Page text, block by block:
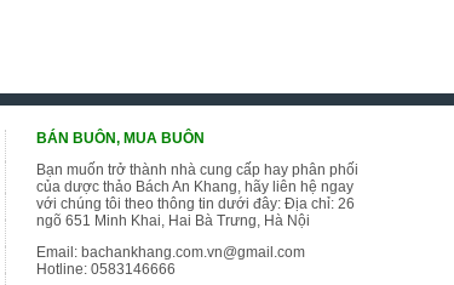
BÁN BUÔN, MUA BUÔN
Bạn muốn trở thành nhà cung cấp hay phân phối
của dược thảo Bách An Khang, hãy liên hệ ngay
với chúng tôi theo thông tin dưới đây: Địa chỉ: 26
ngõ 651 Minh Khai, Hai Bà Trưng, Hà Nội
Email:bachankhang.com.vn@gmail.com
Hotline:0583146666